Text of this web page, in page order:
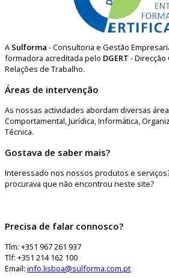
A Sulforma - Consultoria e Gestão
formadora acreditada pelo DGERT - Direcção
Relações de Trabalho.
Áreas de intervenção
As nossas actividades abordam diversas
Comportamental, Jurídica, Informática,
Técnica.
Gostava de saber mais?
Interessado nos nossos produtos e
procurava que não encontrou neste site?
Precisa de falar connosco?
Tlm: +351 967 261 937
Tlf: +351 214 162 100
Email: info.lisboa@sulforma.com.pt